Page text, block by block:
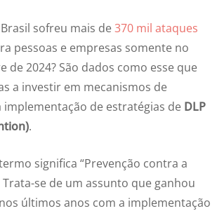
sofreu mais de370 mil ataques
pessoas e empresas somente no
de 2024? São dados como esse que
a investir em mecanismos de
de estratégias de DLP
.
significa “Prevenção contra a
Trata-se de um assunto que ganhou
últimos anos com a implementação